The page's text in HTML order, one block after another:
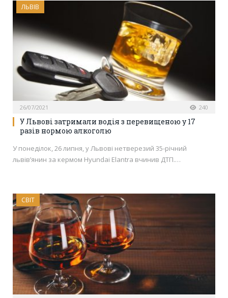
ЛЬВІВ
26/07/2021 240
У Львові затримали водія з перевищеною у 17
разів нормою алкоголю
У понеділок, 26 липня, у Львові нетверезий 35-річний
львів’янин за кермом Hyundai Elantra вчинив ДТП.…
СВІТ